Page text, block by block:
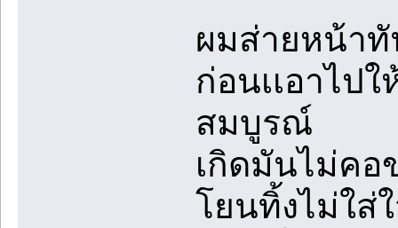
ผมส่ายหน้าทั
ก่อนเเอาไป
สมบูรณ์
เกิดมันไม่คอ
โยนทิ้งไม่ใส่